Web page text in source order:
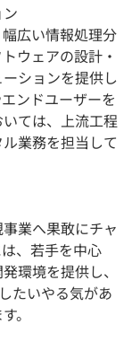
広い情報処理分
ウェアの設計・
ションを提供し
ンドユーザーを
ては、上流工程
業務を担当して
業へ果敢にチャ
、若手を中心
環境を提供し、
たいやる気があ
。